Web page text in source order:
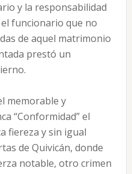
y la responsabilidad
funcionario que no
de aquel matrimonio
prestó un
memorable y
“Conformidad” el
fiereza y sin igual
de Quivicán, donde
notable, otro crimen